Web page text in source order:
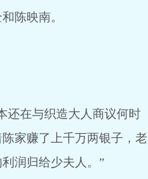
陈映南。
在与织造大人商议何时
家赚了上千万两银子，老
润归给少夫人。”